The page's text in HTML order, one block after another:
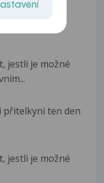
k tomu beru
jestli je možné
přitelkyni ten den
jestli je možné